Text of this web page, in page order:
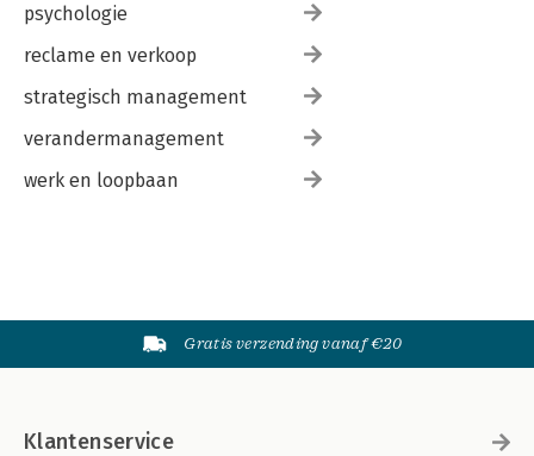
psychologie
reclame en verkoop
strategisch management
verandermanagement
werk en loopbaan
Gratis verzending vanaf €20
Klantenservice